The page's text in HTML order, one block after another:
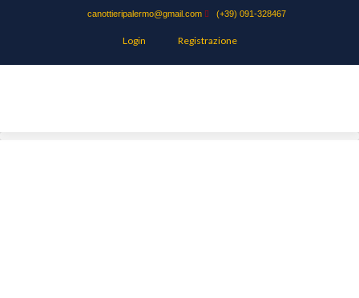
canottieripalermo@gmail.com (+39) 091-328467
Login Registrazione